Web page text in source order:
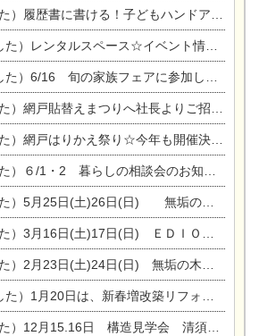
履歴書に書ける！子どもハンドアロマ講座☆
タルスペース☆イベント情報☆チャイルドアロマセラピスト
）6/16 旬の家族フェアに参加します☆
網戸貼替えまつりへ社長よりご招待です♪
）網戸はりかえ祭り☆今年も開催決定！
）６/1・2 暮らしの相談会のお知らせ
25日(土)26日(日) 無垢の木の家体感見学会開催☆
日(土)17日(日) ＥＤＩＯＮ東陽住建でんき館 総決算まつり
月23日(土)24日(日) 無垢の木の家 完成見学会
は、新春増改築リフォームまつり＆家の修理祭り＆家電まつりです。
月15.16日 構造見学会 清須市西枇杷島町弁天